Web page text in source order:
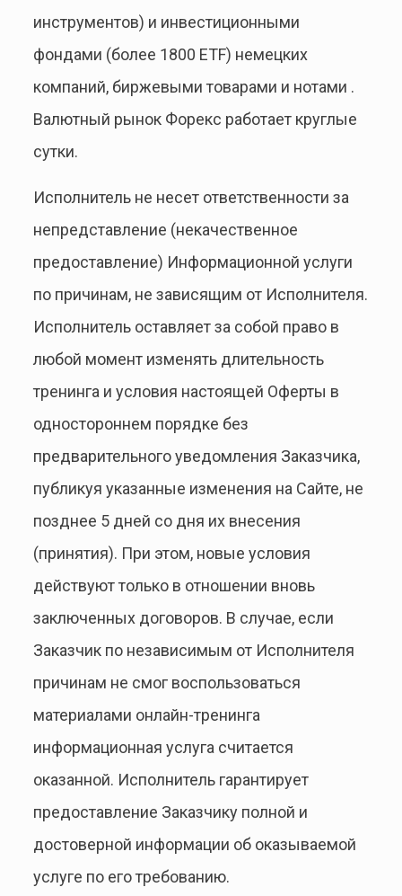
инструментов) и инвестиционными
фондами (более 1800 ETF) немецких
компаний, биржевыми товарами и нотами .
Валютный рынок Форекс работает круглые
сутки.
Исполнитель не несет ответственности за
непредставление (некачественное
предоставление) Информационной услуги
по причинам, не зависящим от Исполнителя.
Исполнитель оставляет за собой право в
любой момент изменять длительность
тренинга и условия настоящей Оферты в
одностороннем порядке без
предварительного уведомления Заказчика,
публикуя указанные изменения на Сайте, не
позднее 5 дней со дня их внесения
(принятия). При этом, новые условия
действуют только в отношении вновь
заключенных договоров. В случае, если
Заказчик по независимым от Исполнителя
причинам не смог воспользоваться
материалами онлайн-тренинга
информационная услуга считается
оказанной. Исполнитель гарантирует
предоставление Заказчику полной и
достоверной информации об оказываемой
услуге по его требованию.